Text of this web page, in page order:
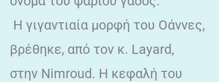
Η γιγαντιαία μορφή του Οάννες,
βρέθηκε, από τον κ. Layard,
στην Nimroud. Η κεφαλή του